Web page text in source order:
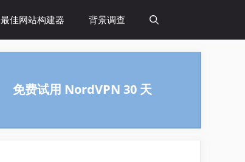
最佳网站构建器 背景调查
免费试用 NordVPN 30 天